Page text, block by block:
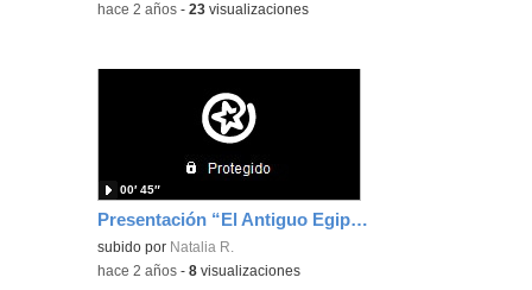
-hace 2 años -23 visualizaciones
Presentación “El Antiguo Egipto” - Natalia Raposo
subido por Natalia R.
00′ 45″
-hace 2 años -8 visualizaciones